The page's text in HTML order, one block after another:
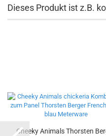
Dieses Produkt ist z.B.
Cheeky Animals Thorsten